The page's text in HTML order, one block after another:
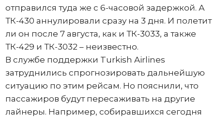
отправился туда же с 6-часовой задержкой. А
ТК-430 аннулировали сразу на 3 дня. И полетит
ли он после 7 августа, как и ТК-3033, а также
ТК-429 и ТК-3032 – неизвестно.
В службе поддержки Turkish Airlines
затруднились спрогнозировать дальнейшую
ситуацию по этим рейсам. Но пояснили, что
пассажиров будут пересаживать на другие
лайнеры. Например, собиравшихся сегодня